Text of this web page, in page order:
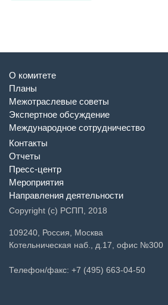
О комитете
Планы
Межотраслевые советы
Экспертное обсуждение
Международное сотрудничество
Контакты
Отчеты
Пресс-центр
Мероприятия
Направления деятельности
Copyright (c) РСПП, 2018
109240, Россия, Москва
Котельническая наб., д.17, офис №300
Телефон/факс: +7 (495) 663-04-50